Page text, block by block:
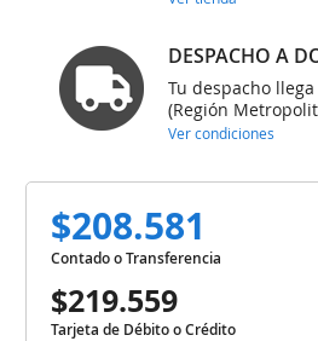
DESPACHO A
Tu despacho
(Región
Ver condiciones
$208.581
Contado o Transferencia
$219.559
Tarjeta de Débito o Crédito